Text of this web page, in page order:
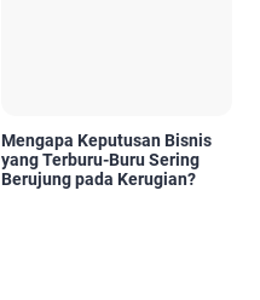
Mengapa Keputusan Bisnis
yang Terburu-Buru Sering
Berujung pada Kerugian?